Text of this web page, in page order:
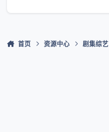
首页 资源中心 剧集综艺